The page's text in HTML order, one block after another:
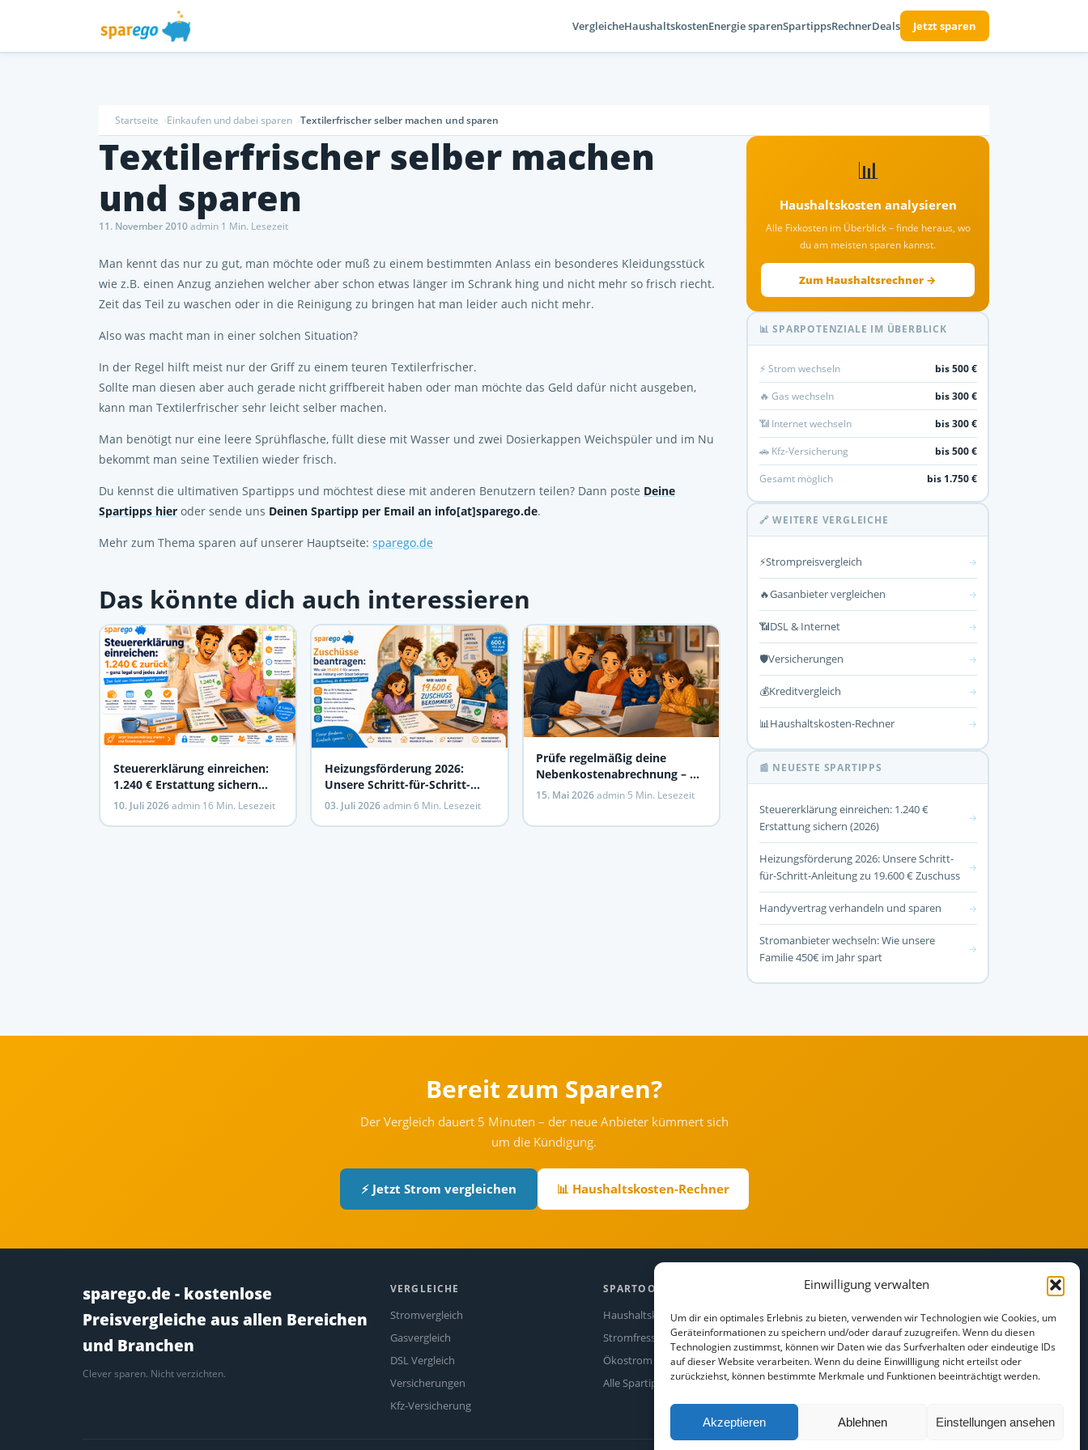
Einwilligung verwalten
Um dir ein optimales Erlebnis zu bieten, verwenden wir Technologien wie Cookies, um
Geräteinformationen zu speichern und/oder darauf zuzugreifen. Wenn du diesen
Technologien zustimmst, können wir Daten wie das Surfverhalten oder eindeutige IDs
auf dieser Website verarbeiten. Wenn du deine Einwillligung nicht erteilst oder
zurückziehst, können bestimmte Merkmale und Funktionen beeinträchtigt werden.
Akzeptieren Ablehnen Einstellungen ansehen
VergleicheHaushaltskostenEnergie sparenSpartippsRechnerDeals Jetzt sparen
Startseite Einkaufen und dabei sparen Textilerfrischer selber machen und sparen
Textilerfrischer selber machen
und sparen
11. November 2010·admin·1 Min. Lesezeit
Man kennt das nur zu gut, man möchte oder muß zu einem bestimmten Anlass ein besonderes Kleidungsstück
wie z.B. einen Anzug anziehen welcher aber schon etwas länger im Schrank hing und nicht mehr so frisch riecht.
Zeit das Teil zu waschen oder in die Reinigung zu bringen hat man leider auch nicht mehr.
Also was macht man in einer solchen Situation?
In der Regel hilft meist nur der Griff zu einem teuren Textilerfrischer.
Sollte man diesen aber auch gerade nicht griffbereit haben oder man möchte das Geld dafür nicht ausgeben,
kann man Textilerfrischer sehr leicht selber machen.
Man benötigt nur eine leere Sprühflasche, füllt diese mit Wasser und zwei Dosierkappen Weichspüler und im Nu
bekommt man seine Textilien wieder frisch.
Du kennst die ultimativen Spartipps und möchtest diese mit anderen Benutzern teilen? Dann poste Deine
Spartipps hier oder sende uns Deinen Spartipp per Email an info[at]sparego.de.
Mehr zum Thema sparen auf unserer Hauptseite: sparego.de
Das könnte dich auch interessieren
Steuererklärung einreichen:
1.240 € Erstattung sichern
(2026)
10. Juli 2026·admin·16 Min. Lesezeit
Heizungsförderung 2026:
Unsere Schritt-für-Schritt-
Anleitung zu 19.600 €
03. Juli 2026·admin·6 Min. Lesezeit
Prüfe regelmäßig deine
Nebenkostenabrechnung – oft
finden sich Fehler
15. Mai 2026·admin·5 Min. Lesezeit
📊
Haushaltskosten analysieren
Alle Fixkosten im Überblick – finde heraus, wo
du am meisten sparen kannst.
Zum Haushaltsrechner →
📊 SPARPOTENZIALE IM ÜBERBLICK
⚡ Strom wechseln
bis 500 €
🔥 Gas wechseln
bis 300 €
📶 Internet wechseln
bis 300 €
🚗 Kfz-Versicherung
bis 500 €
Gesamt möglich
bis 1.750 €
🔗 WEITERE VERGLEICHE
⚡Strompreisvergleich →
🔥Gasanbieter vergleichen →
📶DSL & Internet →
🛡️Versicherungen →
💰Kreditvergleich →
📊 Haushaltskosten-Rechner →
📰 NEUESTE SPARTIPPS
Steuererklärung einreichen: 1.240 €
Erstattung sichern (2026)
→
Heizungsförderung 2026: Unsere Schritt-
für-Schritt-Anleitung zu 19.600 € Zuschuss
→
Handyvertrag verhandeln und sparen →
Stromanbieter wechseln: Wie unsere
Familie 450€ im Jahr spart
→
Bereit zum Sparen?
Der Vergleich dauert 5 Minuten – der neue Anbieter kümmert sich
um die Kündigung.
⚡ Jetzt Strom vergleichen 📊 Haushaltskosten-Rechner
sparego.de - kostenlose
Preisvergleiche aus allen Bereichen
und Branchen
Clever sparen. Nicht verzichten.
VERGLEICHE
Stromvergleich
Gasvergleich
DSL Vergleich
Versicherungen
Kfz-Versicherung
SPARTOOLS
Haushaltskosten-Rechner
Stromfresser-Rechner
Ökostrom Vergleich
Alle Spartipps
RECHTLICHES
Impressum
Datenschutz
Cookie-Richtlinie
Haftungsausschluss